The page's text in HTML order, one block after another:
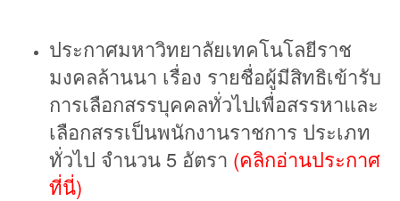
ประกาศมหาวิทยาลัยเทคโนโลยีราช
มงคลล้านนา เรื่อง รายชื่อผู้มีสิทธิเข้ารับ
การเลือกสรรบุคคลทั่วไปเพื่อสรรหาและ
เลือกสรรเป็นพนักงานราชการ ประเภท
ทั่วไป จำนวน 5 อัตรา (คลิกอ่านประกาศ
ที่นี่)